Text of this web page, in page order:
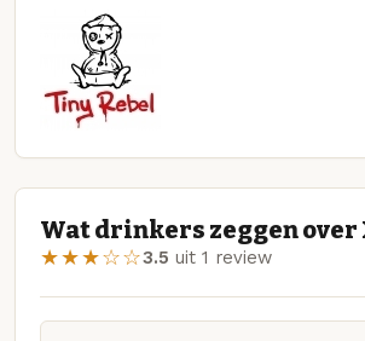
Wat drinkers zeggen over
★★★☆☆3.5 uit 1 review